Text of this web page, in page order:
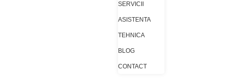
SERVICII
ASISTENTA
TEHNICA
BLOG
CONTACT